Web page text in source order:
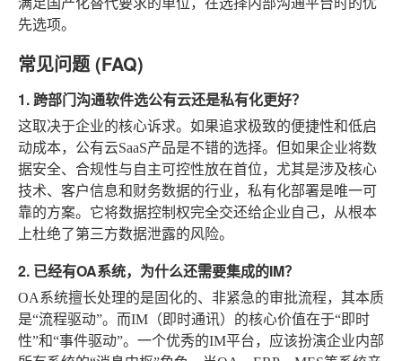
先选项。
常见问题 (FAQ)
1. 跨部门沟通软件选公有云还是私有化更好？
这取决于企业的核心诉求。如果追求极致的便捷性和低启
动成本，公有云SaaS产品是不错的选择。但如果企业将数
据安全、合规性与自主可控性放在首位，尤其是涉及核心
技术、客户信息和财务数据的行业，私有化部署是唯一可
靠的方案。它将数据控制权完全交还给企业自己，从根本
上杜绝了第三方数据泄露的风险。
2. 已经有OA系统，为什么还需要集成的IM？
OA系统擅长处理的是固化的、非紧急的审批流程，其本质
是“流程驱动”。而IM（即时通讯）的核心价值在于“即时
性”和“事件驱动”。一个优秀的IM平台，应该扮演企业内部